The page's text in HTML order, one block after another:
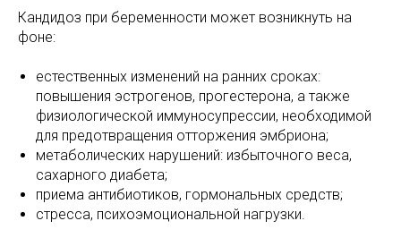
Кандидоз при беременности может возникнуть на
фоне:
естественных изменений на ранних сроках:
повышения эстрогенов, прогестерона, а также
физиологической иммуносупрессии, необходимой
для предотвращения отторжения эмбриона;
метаболических нарушений: избыточного веса,
сахарного диабета;
приема антибиотиков, гормональных средств;
стресса, психоэмоциональной нагрузки.